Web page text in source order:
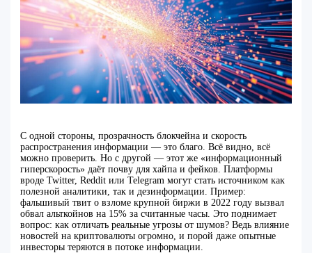
С одной стороны, прозрачность блокчейна и скорость
распространения информации — это благо. Всё видно, всё
можно проверить. Но с другой — этот же «информационный
гиперскорость» даёт почву для хайпа и фейков. Платформы
вроде Twitter, Reddit или Telegram могут стать источником как
полезной аналитики, так и дезинформации. Пример:
фальшивый твит о взломе крупной биржи в 2022 году вызвал
обвал альткойнов на 15% за считанные часы. Это поднимает
вопрос: как отличать реальные угрозы от шумов? Ведь влияние
новостей на криптовалюты огромно, и порой даже опытные
инвесторы теряются в потоке информации.